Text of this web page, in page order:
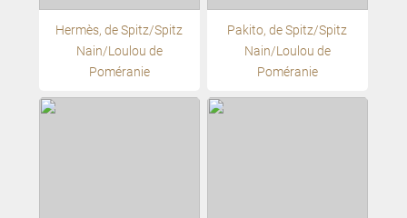
Hermès, de Spitz/Spitz
Nain/Loulou de
Poméranie
Pakito, de Spitz/Spitz
Nain/Loulou de
Poméranie